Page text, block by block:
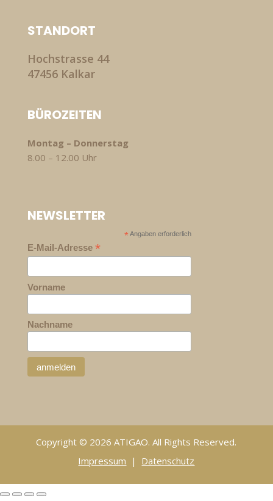
STANDORT
Hochstrasse 44
47456 Kalkar
BÜROZEITEN
Montag – Donnerstag
8.00 – 12.00 Uhr
NEWSLETTER
* Angaben erforderlich
E-Mail-Adresse *
Vorname
Nachname
Copyright © 2026 ATIGAO. All Rights Reserved.
Impressum | Datenschutz